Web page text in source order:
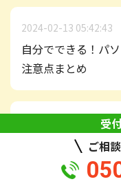
2024-02-13 05:42:43
自分でできる！パ
注意点まとめ
2024-02-27 04:08:56
【Windows・Mac
とは？劣化した時
受
ご相